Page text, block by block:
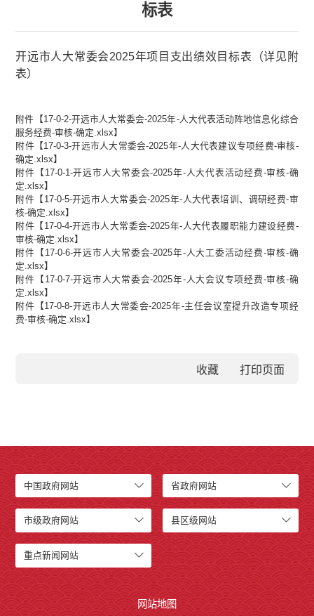
标表
开远市人大常委会2025年项目支出绩效目标表（详见附
表）
附件【17-0-2-开远市人大常委会-2025年-人大代表活动阵地信息化综合
服务经费-审核-确定.xlsx】
附件【17-0-3-开远市人大常委会-2025年-人大代表建议专项经费-审核-
确定.xlsx】
附件【 17-0-1-开远市人大常委会-2025年-人大代表活动经费-审核-确
定.xlsx】
附件【 17-0-5-开远市人大常委会-2025年-人大代表培训、调研经费-审
核-确定.xlsx】
附件【 17-0-4-开远市人大常委会-2025年-人大代表履职能力建设经费-
审核-确定.xlsx】
附件【 17-0-6-开远市人大常委会-2025年-人大工委活动经费-审核-确
定.xlsx】
附件【 17-0-7-开远市人大常委会-2025年-人大会议专项经费-审核-确
定.xlsx】
附件【17-0-8-开远市人大常委会-2025年-主任会议室提升改造专项经
费-审核-确定.xlsx】
收藏
中国政府网站 省政府网站
市级政府网站 县区级网站
重点新闻网站
网站地图